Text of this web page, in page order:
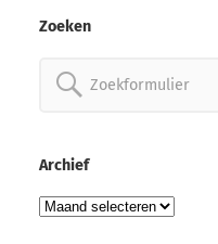
Zoeken
Zoeken
Archief
Archief